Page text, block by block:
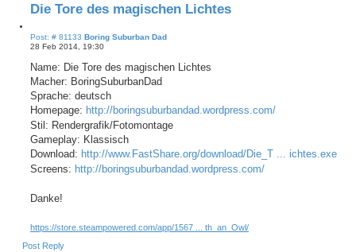
cn
d
s
a
c
h
Die Tore des magischen Lichtes
Q
u
e
Post: # 81133 P
o
t
Boring Suburban Dad
28 Feb 2014, 19:30
Name: Die Tore des magischen Lichtes
Macher: BoringSuburbanDad
Sprache: deutsch
Homepage: http://boringsuburbandad.wordpress.com/
Stil: Rendergrafik/Fotomontage
Gameplay: Klassisch
Download: http://www.FastShare.org/download/Die_T ... ichtes.exe
Screens: http://boringsuburbandad.wordpress.com/
Danke!
https://store.steampowered.com/app/1567 ... th_an_Owl/
Post Reply